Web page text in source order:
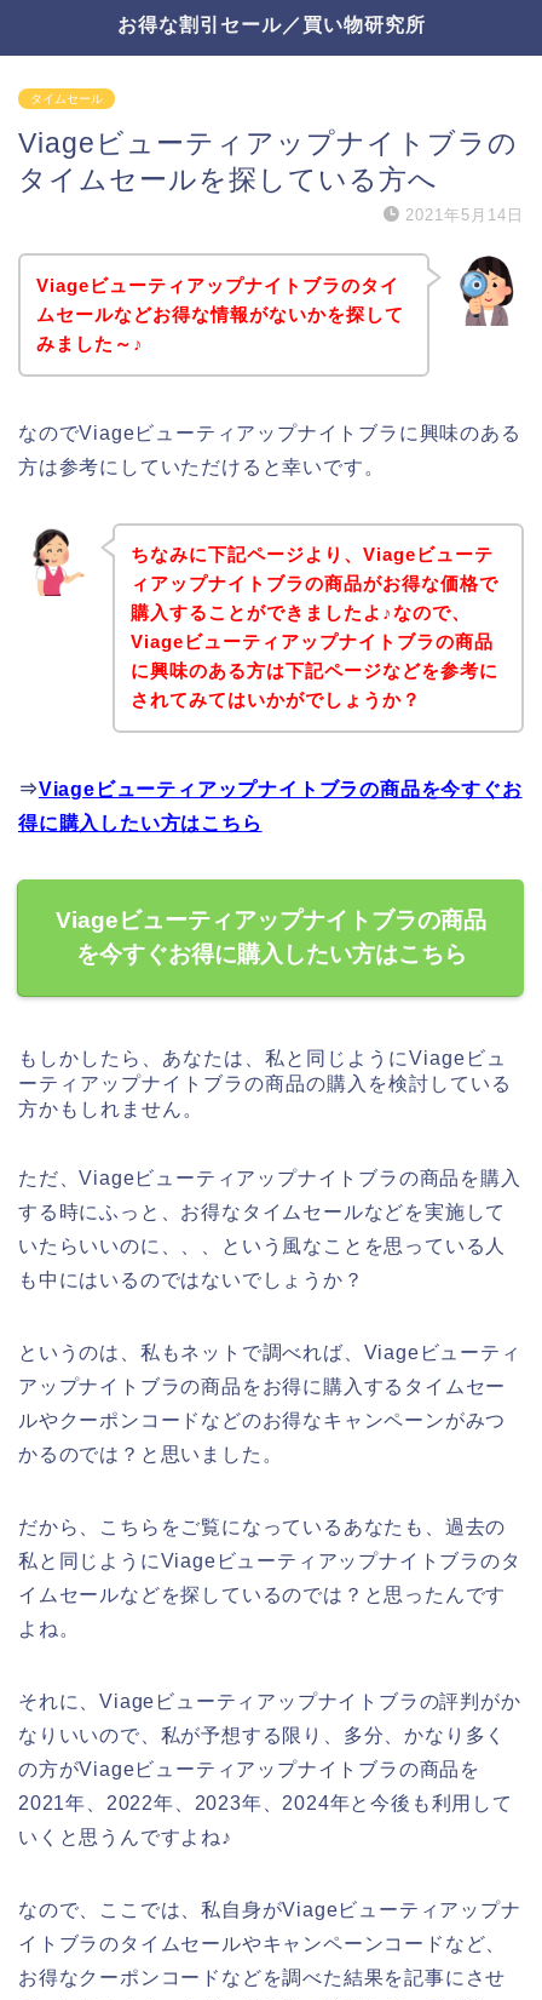
お得な割引セール／買い物研究所
タイムセール
Viageビューティアップナイトブラの
タイムセールを探している方へ
2021年5月14日
Viageビューティアップナイトブラのタイ
ムセールなどお得な情報がないかを探して
みました～♪
なのでViageビューティアップナイトブラに興味のある
方は参考にしていただけると幸いです。
ちなみに下記ページより、Viageビューテ
ィアップナイトブラの商品がお得な価格で
購入することができましたよ♪なので、
Viageビューティアップナイトブラの商品
に興味のある方は下記ページなどを参考に
されてみてはいかがでしょうか？
⇒Viageビューティアップナイトブラの商品を今すぐお
得に購入したい方はこちら
Viageビューティアップナイトブラの商品
を今すぐお得に購入したい方はこちら
もしかしたら、あなたは、私と同じようにViageビュ
ーティアップナイトブラの商品の購入を検討している
方かもしれません。
ただ、Viageビューティアップナイトブラの商品を購入
する時にふっと、お得なタイムセールなどを実施して
いたらいいのに、、、という風なことを思っている人
も中にはいるのではないでしょうか？
というのは、私もネットで調べれば、Viageビューティ
アップナイトブラの商品をお得に購入するタイムセー
ルやクーポンコードなどのお得なキャンペーンがみつ
かるのでは？と思いました。
だから、こちらをご覧になっているあなたも、過去の
私と同じようにViageビューティアップナイトブラのタ
イムセールなどを探しているのでは？と思ったんです
よね。
それに、Viageビューティアップナイトブラの評判がか
なりいいので、私が予想する限り、多分、かなり多く
の方がViageビューティアップナイトブラの商品を
2021年、2022年、2023年、2024年と今後も利用して
いくと思うんですよね♪
なので、ここでは、私自身がViageビューティアップナ
イトブラのタイムセールやキャンペーンコードなど、
お得なクーポンコードなどを調べた結果を記事にさせ